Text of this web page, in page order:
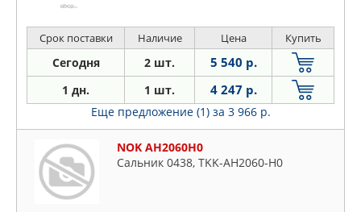
Срок поставки Наличие Цена Купить
Сегодня 2 шт. 5 540 р.
1 дн. 1 шт. 4 247 р.
Еще предложение (1) за 3 966 р.
NOK AH2060H0
Сальник 0438, TKK-AH2060-H0